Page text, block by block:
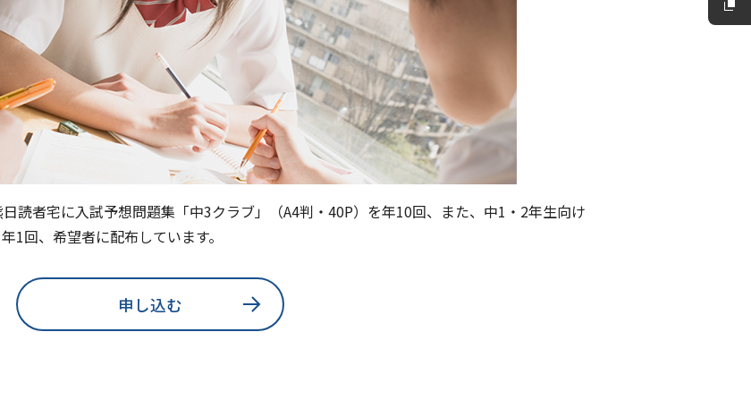
読者宅に入試予想問題集「中3クラブ」（A4判・40P）を年10回、また、中1・2年生向け
1回、希望者に配布しています。
申し込む